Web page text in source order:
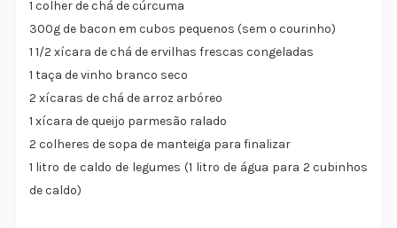
1 colher de chá de cúrcuma
300g de bacon em cubos pequenos (sem o courinho)
1 1/2 xícara de chá de ervilhas frescas congeladas
1 taça de vinho branco seco
2 xícaras de chá de arroz arbóreo
1 xícara de queijo parmesão ralado
2 colheres de sopa de manteiga para finalizar
1 litro de caldo de legumes (1 litro de água para 2 cubinhos
de caldo)